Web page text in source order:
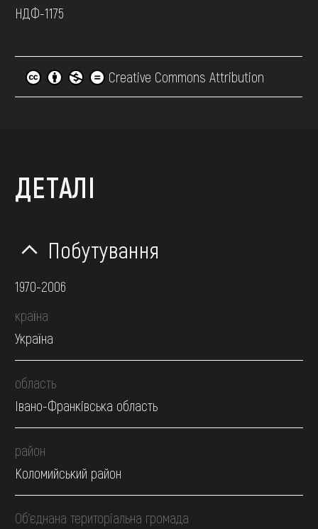
НДФ-1175
Creative Commons Attribution
ДЕТАЛІ
Побутування
1970-2006
країна
Україна
область
Івано-Франківська область
район
Коломийський район
Об’єднана територіальна громада